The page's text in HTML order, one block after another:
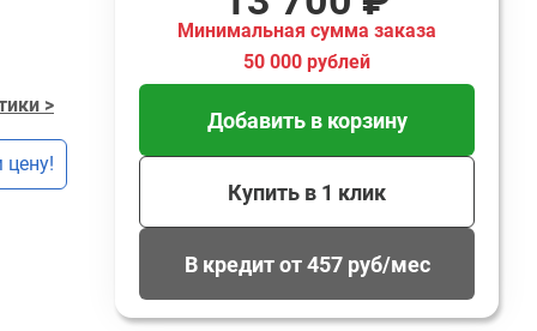
>
Минимальная сумма заказа
50 000 рублей
Добавить в корзину
Купить в 1 клик
В кредит от 457 руб/мес